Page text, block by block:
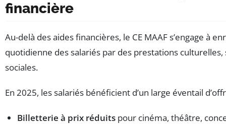
financière
Au-delà des aides financières, le CE MAAF s’engage à
quotidienne des salariés par des prestations
sociales.
En 2025, les salariés bénéficient d’un large éventail
Billetterie à prix réduits pour cinéma, théâtre,